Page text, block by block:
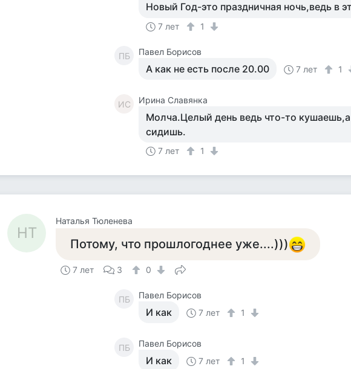
Новый Год-это праздничная ночь,ведь в
7 лет 1
ПБ Павел Борисов
А как не есть после 20.00 7 лет 1
ИС Ирина Славянка
Молча.Целый день ведь что-то
сидишь.
7 лет 1
НТ
Наталья Тюленева
Потому, что прошлогоднее уже....)))
7 лет 3 0
ПБ Павел Борисов
И как 7 лет 1
ПБ Павел Борисов
И как 7 лет 1